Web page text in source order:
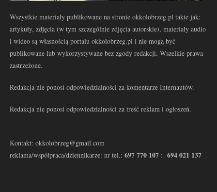
Wszystkie materiały publikowane na stronie okkolobrzeg.pl takie jak:
artykuły, zdjęcia (w tym szczególnie zdjęcia autorskie), materiały audio
i wideo są własnością portalu okkolobrzeg.pl i nie mogą być
publikowane lub wykorzystywane bez zgody redakcji. Wszelkie prawa
zastrzeżone.
Redakcja nie ponosi odpowiedzialności za komentarze Internautów.
Redakcja nie ponosi odpowiedzialności za treść reklam i ogłoszeń.
Kontakt: okkolobrzeg@gmail.com
reklama/współpraca/dziennikarze: nr tel.: 697 770 107 : 694 021 137